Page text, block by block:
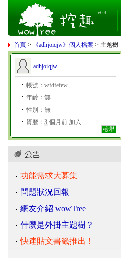
v0.4
首頁 > 《adhjoiqjw》個人檔案 > 主題樹
adhjoiqjw
帳號：wfdfefew
年齡：無
性別：無
資歷： 3 個月前 加入
檢舉
功能需求大募集
問題狀況回報
網友介紹 wowTree
什麼是外掛主題樹？
快速貼文書籤推出！